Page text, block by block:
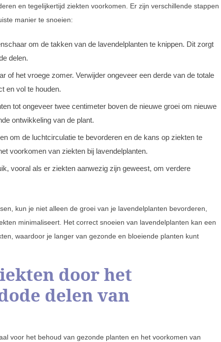
en tegelijkertijd ziekten voorkomen. Er zijn verschillende stappen
manier te snoeien:
om de takken van de lavendelplanten te knippen. Dit zorgt
delen.
of het vroege zomer. Verwijder ongeveer een derde van de totale
en vol te houden.
tot ongeveer twee centimeter boven de nieuwe groei om nieuwe
ontwikkeling van de plant.
om de luchtcirculatie te bevorderen en de kans op ziekten te
voorkomen van ziekten bij lavendelplanten.
vooral als er ziekten aanwezig zijn geweest, om verdere
kun je niet alleen de groei van je lavendelplanten bevorderen,
minimaliseert. Het correct snoeien van lavendelplanten kan een
waardoor je langer van gezonde en bloeiende planten kunt
door het
delen van
voor het behoud van gezonde planten en het voorkomen van